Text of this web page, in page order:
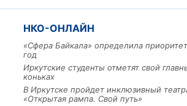
НКО-ОНЛАЙН
«Сфера Байкала» определила
год
Иркутские студенты отметят свой
коньках
В Иркутске пройдет инклюзивный
«Открытая рампа. Свой путь»